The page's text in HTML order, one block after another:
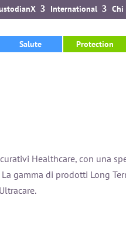
International Chi
Salute Protection
Healthcare, con una
gamma di prodotti Long